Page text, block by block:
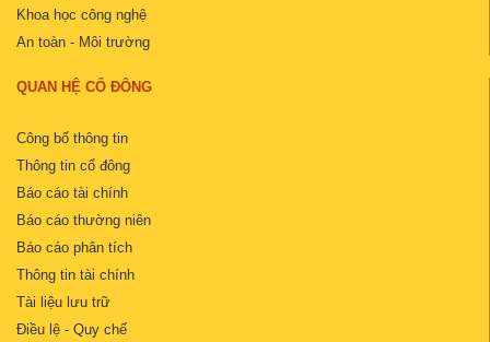
Khoa học công nghệ
An toàn - Môi trường
QUAN HỆ CỔ ĐÔNG
Công bố thông tin
Thông tin cổ đông
Báo cáo tài chính
Báo cáo thường niên
Báo cáo phân tích
Thông tin tài chính
Tài liệu lưu trữ
Điều lệ - Quy chế